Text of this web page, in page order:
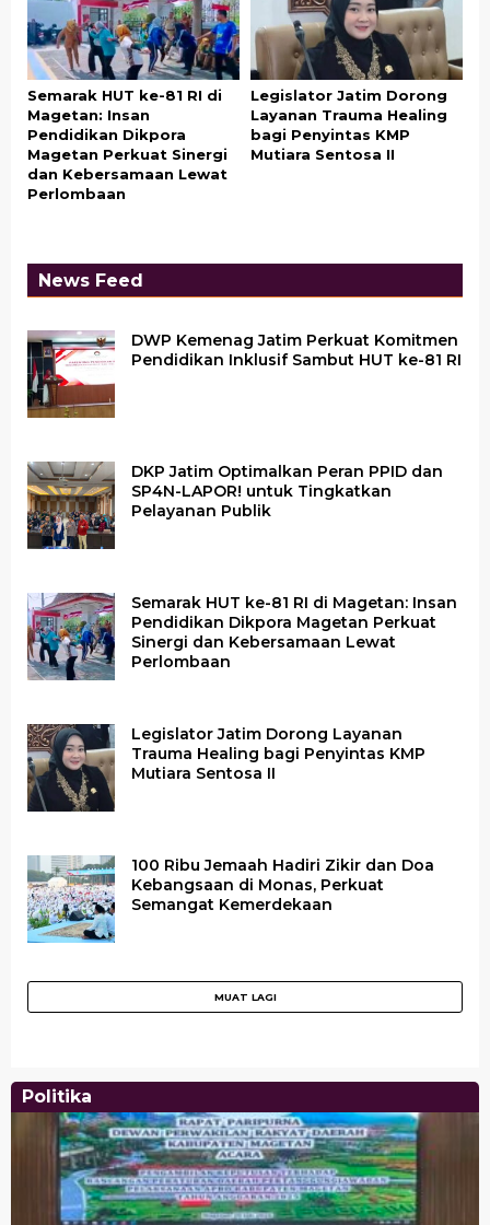
Semarak HUT ke-81 RI di
Magetan: Insan
Pendidikan Dikpora
Magetan Perkuat Sinergi
dan Kebersamaan Lewat
Perlombaan
Legislator Jatim Dorong
Layanan Trauma Healing
bagi Penyintas KMP
Mutiara Sentosa II
News Feed
DWP Kemenag Jatim Perkuat Komitmen
Pendidikan Inklusif Sambut HUT ke-81 RI
DKP Jatim Optimalkan Peran PPID dan
SP4N-LAPOR! untuk Tingkatkan
Pelayanan Publik
Semarak HUT ke-81 RI di Magetan: Insan
Pendidikan Dikpora Magetan Perkuat
Sinergi dan Kebersamaan Lewat
Perlombaan
Legislator Jatim Dorong Layanan
Trauma Healing bagi Penyintas KMP
Mutiara Sentosa II
100 Ribu Jemaah Hadiri Zikir dan Doa
Kebangsaan di Monas, Perkuat
Semangat Kemerdekaan
Politika